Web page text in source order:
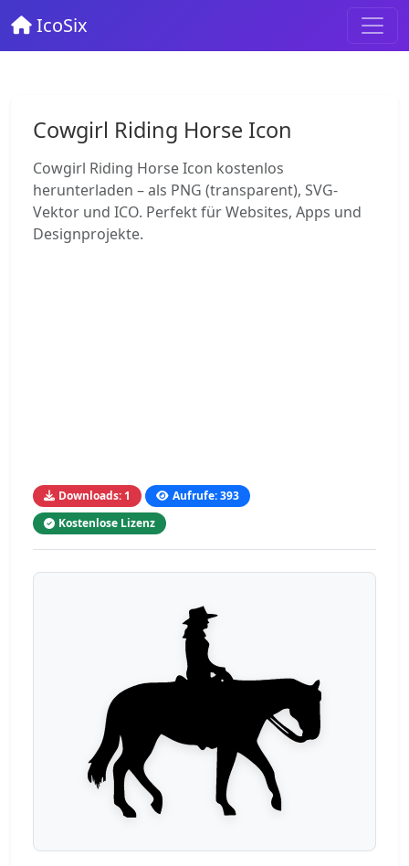
IcoSix
Cowgirl Riding Horse Icon
Cowgirl Riding Horse Icon kostenlos
herunterladen – als PNG (transparent), SVG-
Vektor und ICO. Perfekt für Websites, Apps und
Designprojekte.
Downloads: 1
Aufrufe: 393
Kostenlose Lizenz